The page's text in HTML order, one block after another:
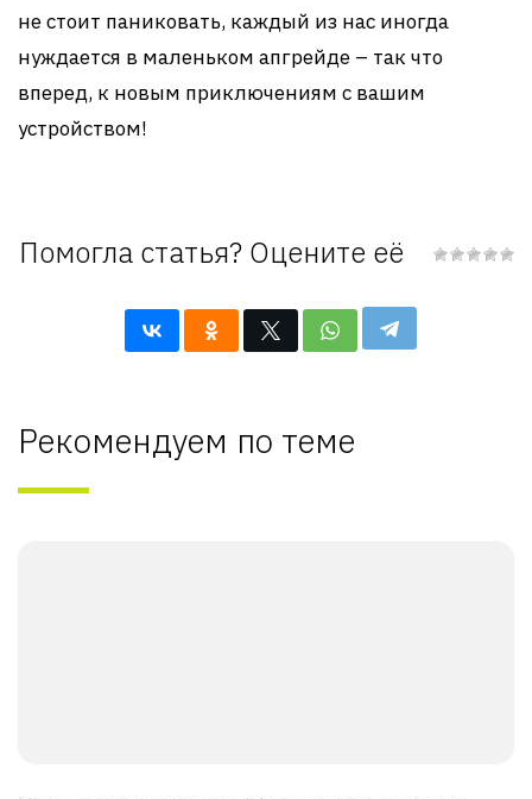
не стоит паниковать, каждый из нас иногда
нуждается в маленьком апгрейде – так что
вперед, к новым приключениям с вашим
устройством!
Помогла статья? Оцените её
Рекомендуем по теме